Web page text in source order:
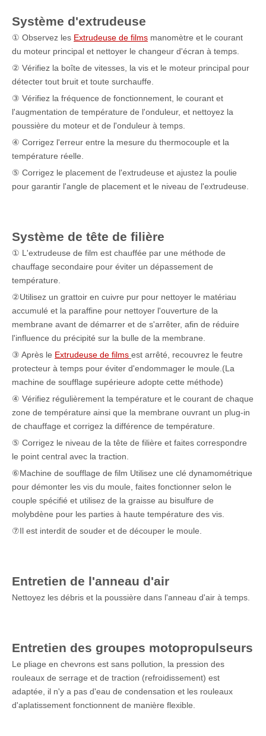
Système d'extrudeuse
① Observez les Extrudeuse de films manomètre et le courant
du moteur principal et nettoyer le changeur d'écran à temps.
② Vérifiez la boîte de vitesses, la vis et le moteur principal pour
détecter tout bruit et toute surchauffe.
③ Vérifiez la fréquence de fonctionnement, le courant et
l'augmentation de température de l'onduleur, et nettoyez la
poussière du moteur et de l'onduleur à temps.
④ Corrigez l'erreur entre la mesure du thermocouple et la
température réelle.
⑤ Corrigez le placement de l'extrudeuse et ajustez la poulie
pour garantir l'angle de placement et le niveau de l'extrudeuse.
Système de tête de filière
① L'extrudeuse de film est chauffée par une méthode de
chauffage secondaire pour éviter un dépassement de
température.
②Utilisez un grattoir en cuivre pur pour nettoyer le matériau
accumulé et la paraffine pour nettoyer l'ouverture de la
membrane avant de démarrer et de s'arrêter, afin de réduire
l'influence du précipité sur la bulle de la membrane.
③ Après le Extrudeuse de films est arrêté, recouvrez le feutre
protecteur à temps pour éviter d'endommager le moule.(La
machine de soufflage supérieure adopte cette méthode)
④ Vérifiez régulièrement la température et le courant de chaque
zone de température ainsi que la membrane ouvrant un plug-in
de chauffage et corrigez la différence de température.
⑤ Corrigez le niveau de la tête de filière et faites correspondre
le point central avec la traction.
⑥Machine de soufflage de film Utilisez une clé dynamométrique
pour démonter les vis du moule, faites fonctionner selon le
couple spécifié et utilisez de la graisse au bisulfure de
molybdène pour les parties à haute température des vis.
⑦Il est interdit de souder et de découper le moule.
Entretien de l'anneau d'air
Nettoyez les débris et la poussière dans l'anneau d'air à temps.
Entretien des groupes motopropulseurs
Le pliage en chevrons est sans pollution, la pression des
rouleaux de serrage et de traction (refroidissement) est
adaptée, il n'y a pas d'eau de condensation et les rouleaux
d'aplatissement fonctionnent de manière flexible.